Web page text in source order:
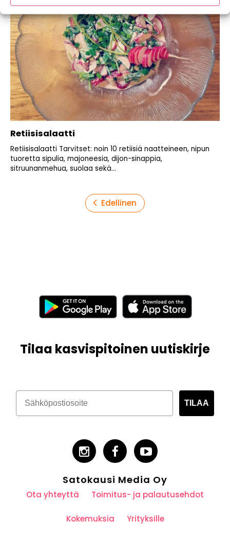
Retiisisalaatti
Retiisisalaatti Tarvitset: noin 10 retiisiä naatteineen, nipun
tuoretta sipulia, majoneesia, dijon-sinappia,
sitruunanmehua, suolaa sekä...
Edellinen
Tilaa kasvispitoinen uutiskirje
TILAA
Satokausi Media Oy
Ota yhteyttä Toimitus- ja palautusehdot
Kokemuksia Yrityksille